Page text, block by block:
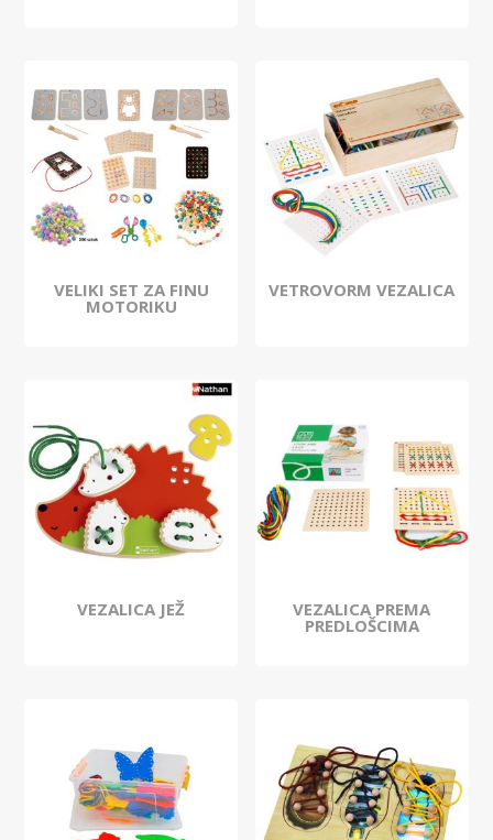
VELIKI SET ZA FINU
MOTORIKU
VETROVORM VEZALICA
VEZALICA JEŽ VEZALICA PREMA
PREDLOŠCIMA